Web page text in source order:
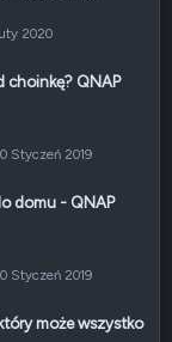
2020
choinkę? QNAP
Styczeń 2019
domu - QNAP
Styczeń 2019
może wszystko